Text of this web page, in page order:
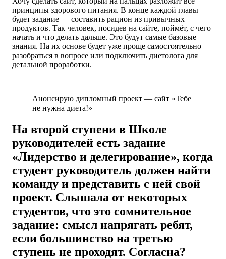
принципы здорового питания. В конце каждой главы
будет задание — составить рацион из привычных
продуктов. Так человек, посидев на сайте, поймёт, с чего
начать и что делать дальше. Это будут самые базовые
знания. На их основе будет уже проще самостоятельно
разобраться в вопросе или подключить диетолога для
детальной проработки.
Анонсирую дипломный проект — сайт «Тебе
не нужна диета!»
На второй ступени в Школе
руководителей есть задание
«Лидерство и делегирование», когда
студент руководитель должен найти
команду и представить с ней свой
проект. Слышала от некоторых
студентов, что это сомнительное
задание: смысл напрягать ребят,
если большинство на третью
ступень не проходят. Согласна?